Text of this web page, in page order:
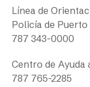
Línea de
Policía de Puerto
787 343-0000
Centro de Ayuda
787 765-2285